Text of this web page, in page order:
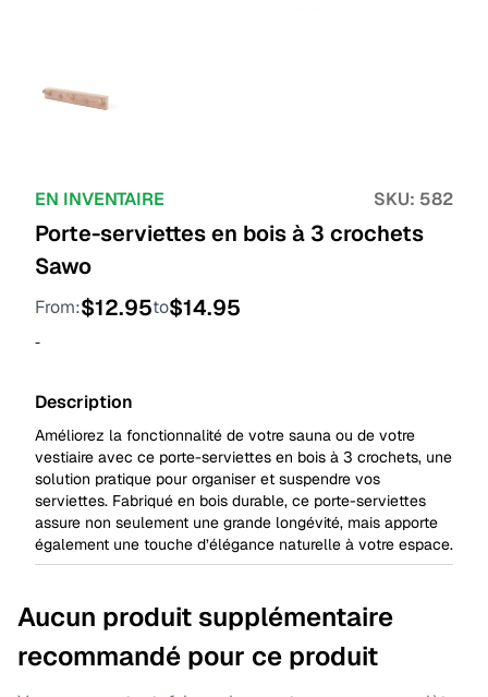
EN INVENTAIRE SKU: 582
Porte-serviettes en bois à 3 crochets
Sawo
From:$12.95to$14.95
-
Description
Améliorez la fonctionnalité de votre sauna ou de votre
vestiaire avec ce porte-serviettes en bois à 3 crochets, une
solution pratique pour organiser et suspendre vos
serviettes. Fabriqué en bois durable, ce porte-serviettes
assure non seulement une grande longévité, mais apporte
également une touche d’élégance naturelle à votre espace.
Aucun produit supplémentaire
recommandé pour ce produit